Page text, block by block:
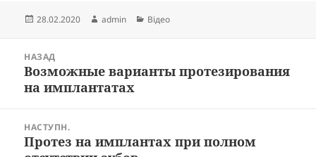
Опубліковано
28.02.2020 Автор
admin Категорії
Відео
записівНАЗАД
Попередній
запис:
Возможные варианты протезирования
на имплантатах
НАСТУПН.
Наступний
Протез на имплантах при полном